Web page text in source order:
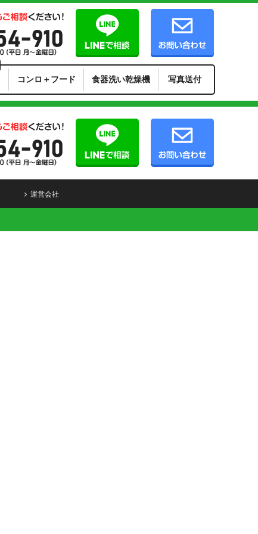
コンロ＋フード 食器洗い乾燥機 写真送付
運営会社